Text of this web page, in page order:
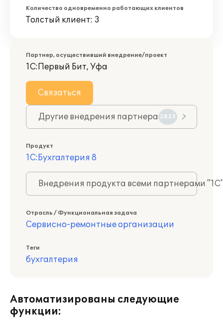
Количество одновременно работающих клиентов
Толстый клиент: 3
Партнер, осуществивший внедрение/проект
1С:Первый Бит, Уфа
Связаться
Другие внедрения партнера 2833
Продукт
1С:Бухгалтерия 8
Внедрения продукта всеми партнерами
Отрасль / Функциональная задача
Сервисно-ремонтные организации
Теги
бухгалтерия
Автоматизированы следующие
функции: